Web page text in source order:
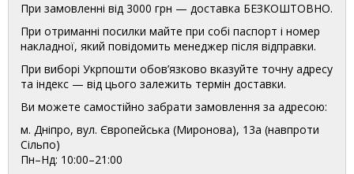
При замовленні від 3000 грн — доставка БЕЗКОШТОВНО.
При отриманні посилки майте при собі паспорт і номер
накладної, який повідомить менеджер після відправки.
При виборі Укрпошти обов’язково вказуйте точну адресу
та індекс — від цього залежить термін доставки.
Ви можете самостійно забрати замовлення за адресою:
м. Дніпро, вул. Європейська (Миронова), 13а (навпроти
Сільпо)
Пн–Нд: 10:00–21:00